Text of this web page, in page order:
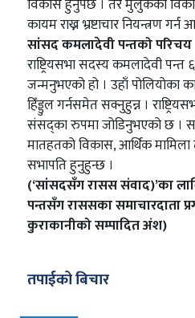
विकास हुनुपर्छ । तर मुलुकको
कायम राख्न भ्रष्टाचार नियन्त्रण
सांसद कमलादेवी पन्तको परिचय
राष्ट्रियसभा सदस्य कमलादेवी पन्त
जन्मनुभएको हो । उहाँ
हिँड्डुल गर्नसमेत सक्नुहुन्न ।
संसद्का रुपमा जोडिनुभएको छ ।
मातहतको विकास, आर्थिक
सभापति हुनुहुन्छ ।
(‘सांसदसँग रासस संवाद)’का
पन्तसँग राससका समाचारदाता
कुराकानीको सम्पादित अंश)
तपाईको बिचार